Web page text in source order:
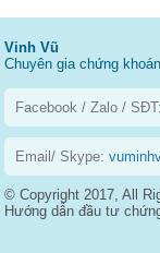
Vinh Vũ
Chuyên gia chứng
Facebook / Zalo /
Email/ Skype:
© Copyright 2017, All
Hướng dẫn đầu tư